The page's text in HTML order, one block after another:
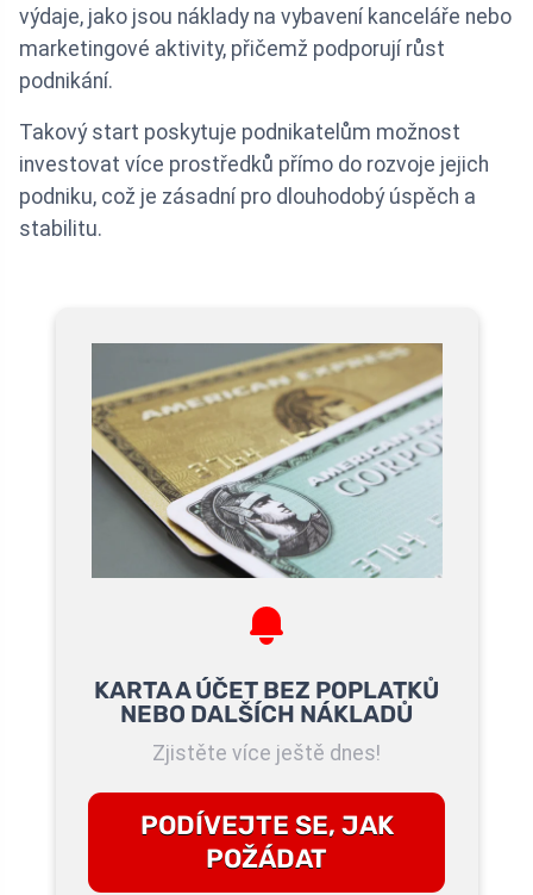
výdaje, jako jsou náklady na vybavení kanceláře nebo
marketingové aktivity, přičemž podporují růst
podnikání.
Takový start poskytuje podnikatelům možnost
investovat více prostředků přímo do rozvoje jejich
podniku, což je zásadní pro dlouhodobý úspěch a
stabilitu.
KARTA A ÚČET BEZ POPLATKŮ
NEBO DALŠÍCH NÁKLADŮ
Zjistěte více ještě dnes!
PODÍVEJTE SE, JAK
POŽÁDAT